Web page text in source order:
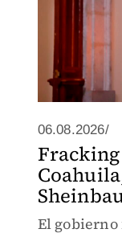
06.08.2026/
El